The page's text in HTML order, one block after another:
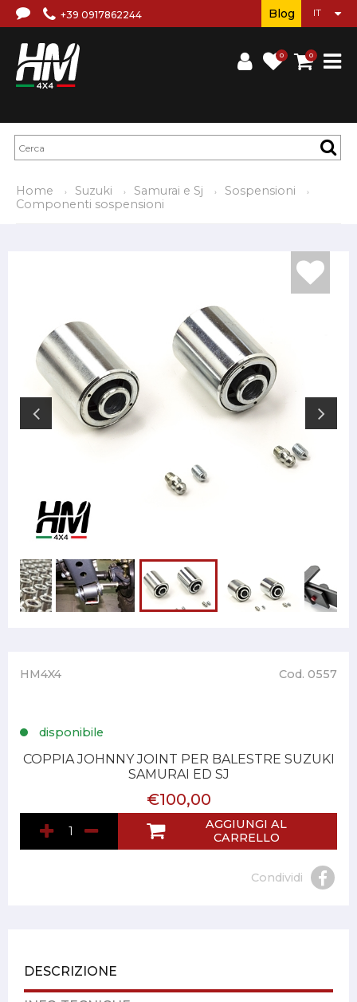
+39 0917862244
0 0
Blog
Home Suzuki Samurai e Sj
Sospensioni
Componenti sospensioni
HM4X4 Cod. 0557
disponibile
COPPIA JOHNNY JOINT PER BALESTRE SUZUKI
SAMURAI ED SJ
€100,00
AGGIUNGI AL
CARRELLO
Condividi
DESCRIZIONE